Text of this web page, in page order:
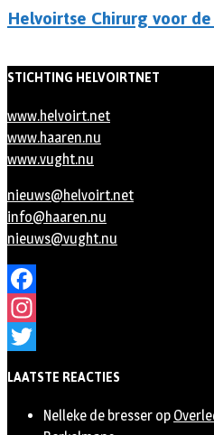
Helvoirtse Chirurg voor
STICHTING HELVOIRTNET
www.helvoirt.net
www.haaren.nu
www.vught.nu
nieuws@helvoirt.net
info@haaren.nu
nieuws@vught.nu
Facebook
Instagram
LAATSTE REACTIES
Nelleke de bresser op